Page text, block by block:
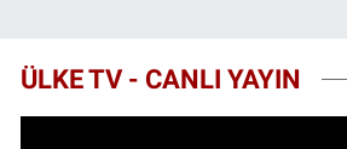
ÜLKE TV - CANLI YAYIN